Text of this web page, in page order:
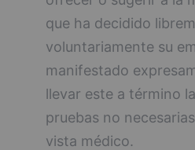
que ha decidido
voluntariamente su
manifestado
llevar este a término
pruebas no
vista médico.